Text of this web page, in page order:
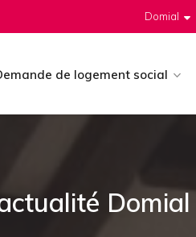
Domial
de logement social
Domial